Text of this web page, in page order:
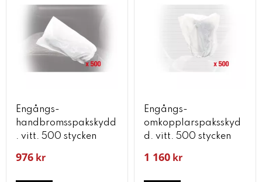
Engångs-
handbromsspakskydd
. vitt. 500 stycken
976 kr
Engångs-
omkopplarspaksskyd
d. vitt. 500 stycken
1 160 kr